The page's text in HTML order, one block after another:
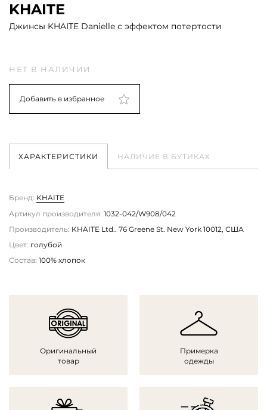
KHAITE
Джинсы KHAITE Danielle с эффектом потертости
НЕТ В НАЛИЧИИ
Добавить в избранное
ХАРАКТЕРИСТИКИ НАЛИЧИЕ В БУТИКАХ
Бренд: KHAITE
Артикул производителя: 1032-042/W908/042
Производитель: KHAITE Ltd.. 76 Greene St. New York 10012, США
Цвет: голубой
Состав: 100% хлопок
Оригинальный
товар
Примерка
одежды